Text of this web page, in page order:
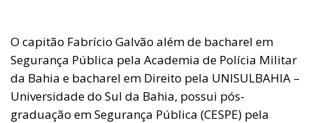
O capitão Fabrício Galvão além de bacharel em
Segurança Pública pela Academia de Polícia Militar
da Bahia e bacharel em Direito pela UNISULBAHIA –
Universidade do Sul da Bahia, possui pós-
graduação em Segurança Pública (CESPE) pela